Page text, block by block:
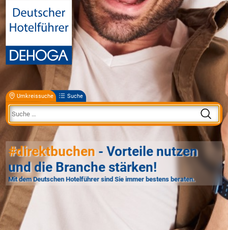
Umkreissuche Suche
#direktbuchen - Vorteile nutzen
und die Branche stärken!
Mit dem Deutschen Hotelführer sind Sie immer bestens beraten.